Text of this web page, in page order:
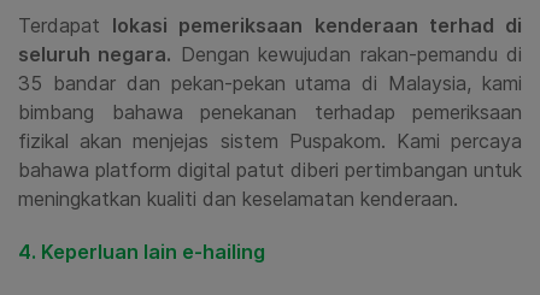
Terdapat lokasi pemeriksaan kenderaan terhad di
seluruh negara. Dengan kewujudan rakan-pemandu di
35 bandar dan pekan-pekan utama di Malaysia, kami
bimbang bahawa penekanan terhadap pemeriksaan
fizikal akan menjejas sistem Puspakom. Kami percaya
bahawa platform digital patut diberi pertimbangan untuk
meningkatkan kualiti dan keselamatan kenderaan.
4. Keperluan lain e-hailing